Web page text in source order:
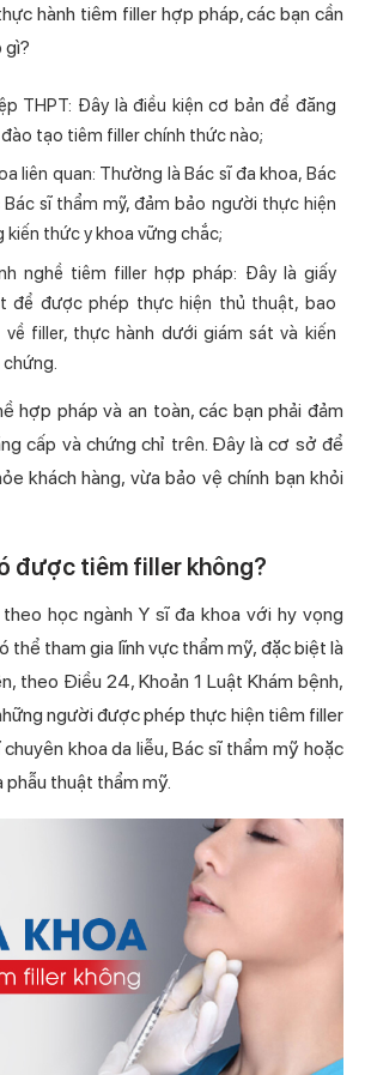
hành tiêm filler hợp pháp, các bạn cần
gì?
THPT: Đây là điều kiện cơ bản để đăng
tạo tiêm filler chính thức nào;
liên quan: Thường là Bác sĩ đa khoa, Bác
Bác sĩ thẩm mỹ, đảm bảo người thực hiện
kiến thức y khoa vững chắc;
nghề tiêm filler hợp pháp: Đây là giấy
để được phép thực hiện thủ thuật, bao
filler, thực hành dưới giám sát và kiến
hợp pháp và an toàn, các bạn phải đảm
cấp và chứng chỉ trên. Đây là cơ sở để
khách hàng, vừa bảo vệ chính bạn khỏi
được tiêm filler không?
học ngành Y sĩ đa khoa với hy vọng
thể tham gia lĩnh vực thẩm mỹ, đặc biệt là
theo Điều 24, Khoản 1 Luật Khám bệnh,
người được phép thực hiện tiêm filler
khoa da liễu, Bác sĩ thẩm mỹ hoặc
phẫu thuật thẩm mỹ.